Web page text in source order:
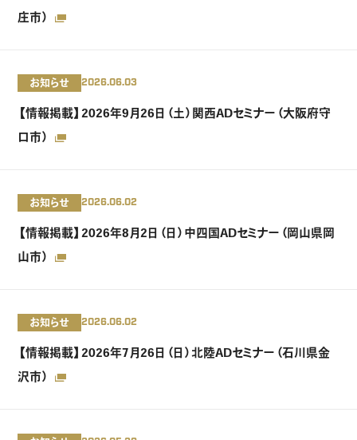
庄市）
お知らせ 2026.06.03
【情報掲載】2026年9月26日（土）関西ADセミナー（大阪府守
口市）
お知らせ 2026.06.02
【情報掲載】2026年8月2日（日）中四国ADセミナー（岡山県岡
山市）
お知らせ 2026.06.02
【情報掲載】2026年7月26日（日）北陸ADセミナー（石川県金
沢市）